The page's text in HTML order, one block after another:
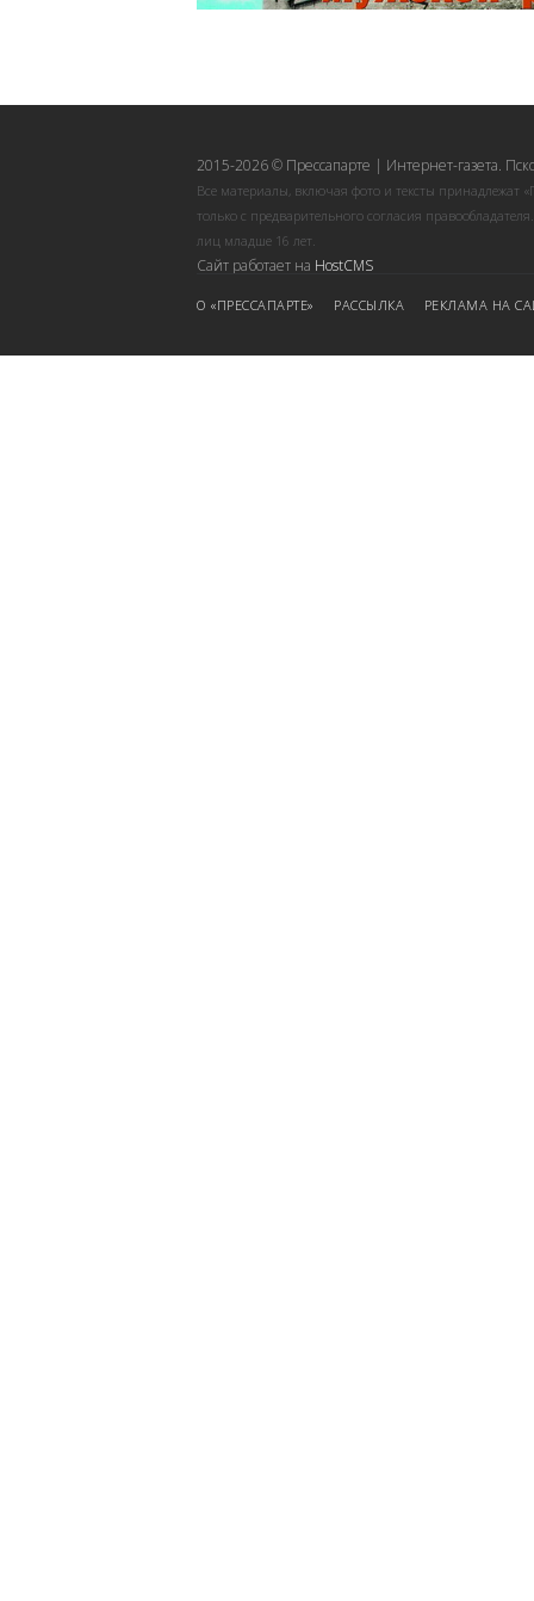
2015-2026 © Прессапарте | Интернет-газета.
Все материалы, включая фото и тексты принадлежат
только с предварительного согласия
лиц младше 16 лет.
Сайт работает на HostCMS
О «ПРЕССАПАРТЕ» РАССЫЛКА РЕКЛАМА НА